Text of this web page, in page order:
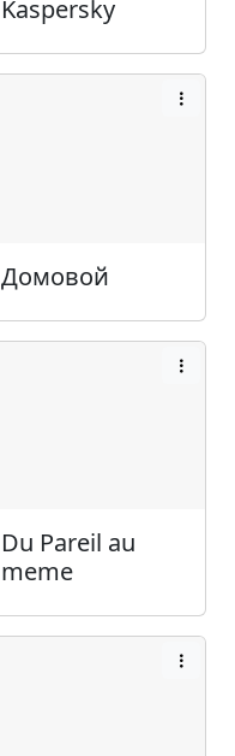
Kaspersky
Домовой
Du Pareil au
meme